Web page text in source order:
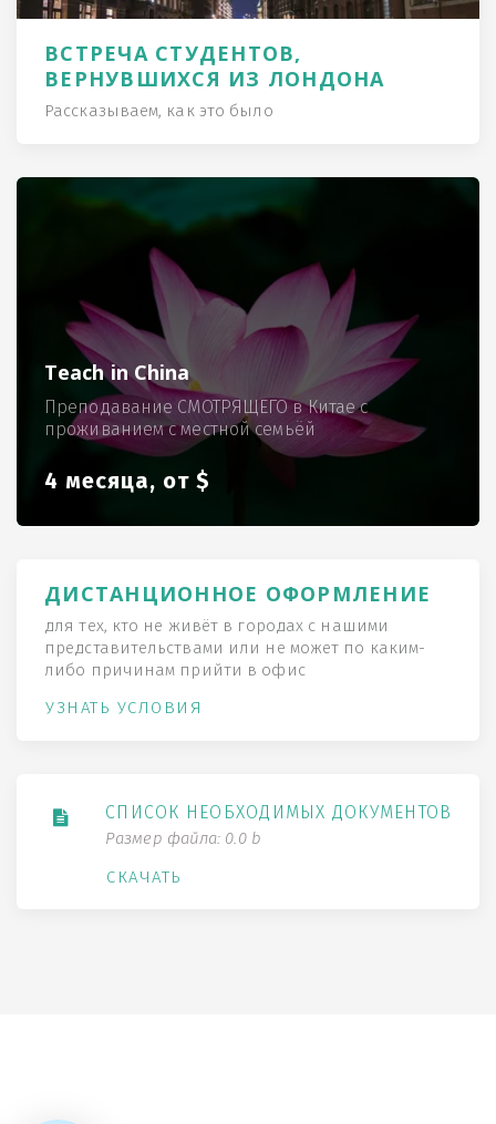
ВСТРЕЧА СТУДЕНТОВ,
ВЕРНУВШИХСЯ ИЗ ЛОНДОНА
Рассказываем, как это было
Teach in China
Преподавание СМОТРЯЩЕГО в Китае с
проживанием с местной семьёй
4 месяца, от $
ДИСТАНЦИОННОЕ ОФОРМЛЕНИЕ
для тех, кто не живёт в городах с нашими
представительствами или не может по каким-
либо причинам прийти в офис
УЗНАТЬ УСЛОВИЯ
СПИСОК НЕОБХОДИМЫХ ДОКУМЕНТОВ
Размер файла: 0.0 b
СКАЧАТЬ